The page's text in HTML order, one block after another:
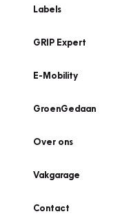
Labels
GRIP Expert
E-Mobility
GroenGedaan
Over ons
Vakgarage
Contact